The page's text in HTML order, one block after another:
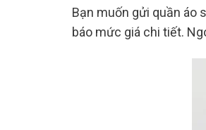
Bạn muốn gửi quần áo
báo mức giá chi tiết.